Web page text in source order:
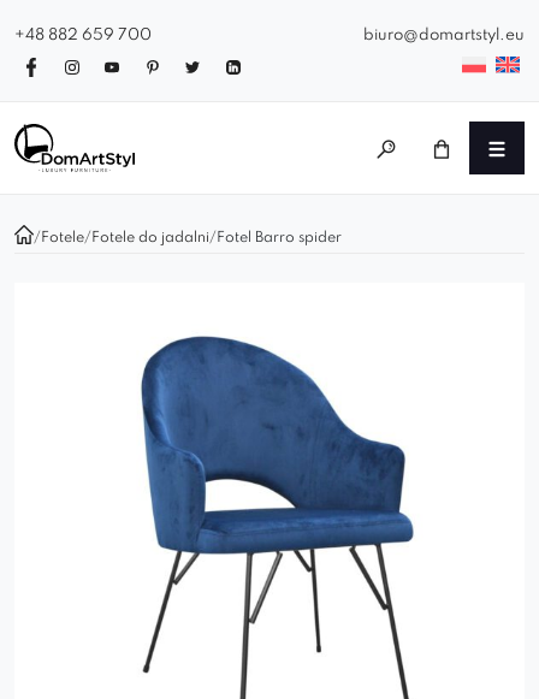
+48 882 659 700 biuro@domartstyl.eu
/ Fotele/ Fotele do jadalni/ Fotel Barro spider